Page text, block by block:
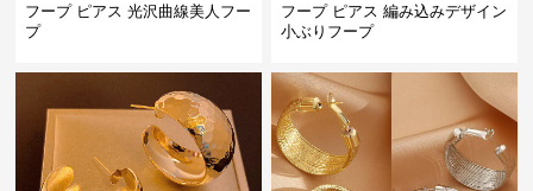
フープ ピアス 光沢曲線美人フー
プ
フープ ピアス 編み込みデザイン
小ぶりフープ